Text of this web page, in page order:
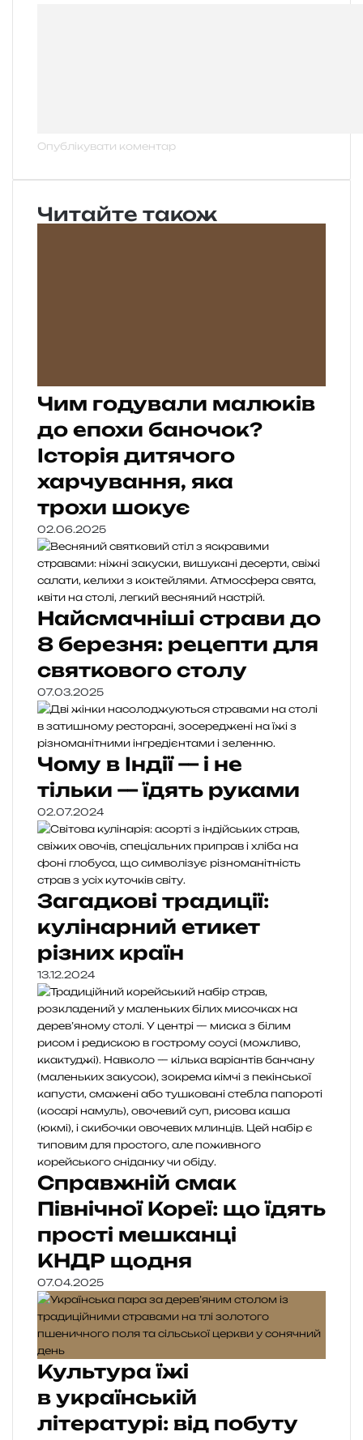
Читайте також
Чим годували малюків
до епохи баночок?
Історія дитячого
харчування, яка
трохи шокує
02.06.2025
Найсмачніші страви до
8 березня: рецепти для
святкового столу
07.03.2025
Чому в Індії — і не
тільки — їдять руками
02.07.2024
Загадкові традиції:
кулінарний етикет
різних країн
13.12.2024
Справжній смак
Північної Кореї: що їдять
прості мешканці
КНДР щодня
07.04.2025
Культура їжі
в українській
літературі: від побуту